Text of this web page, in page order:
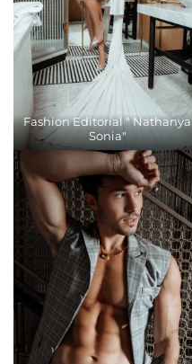
Fashion Editorial " Nathanya
Sonia"